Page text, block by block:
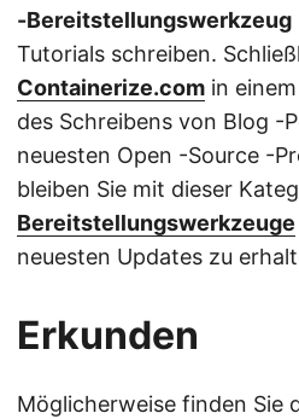
-Bereitstellungswerkzeug
Tutorials schreiben.
Containerize.com in
des Schreibens von Blog -
neuesten Open -Source -
bleiben Sie mit dieser
Bereitstellungswerkzeuge
neuesten Updates zu
Erkunden
Möglicherweise finden Sie